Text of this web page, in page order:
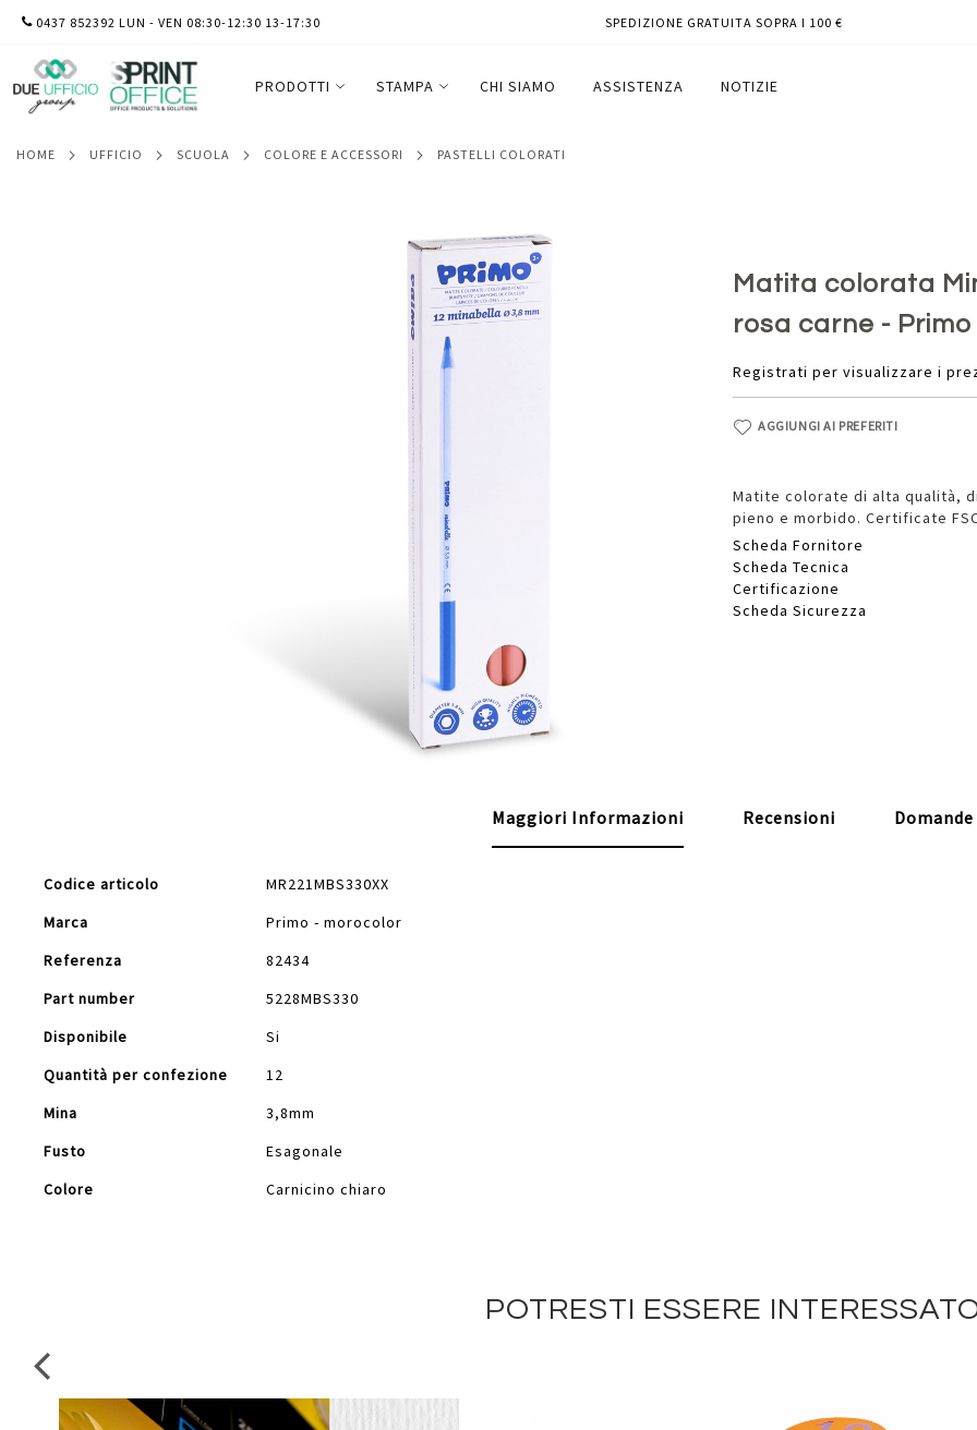
SALTA
CONTENUTO
0437 852392 LUN - VEN 08:30-12:30 13-17:30 SPEDIZIONE GRATUITA SOPRA I 100 €
PRODOTTI STAMPA CHI SIAMO ASSISTENZA NOTIZIE
HOME UFFICIO SCUOLA COLORE E ACCESSORI PASTELLI COLORATI
Matita colorata
rosa carne - Primo
Registrati per visualizzare i
AGGIUNGI AI PREFERITI
Matite colorate di alta qualità,
pieno e morbido. Certificate
Scheda Fornitore
Scheda Tecnica
Certificazione
Scheda Sicurezza
immagini
Maggiori Informazioni
Maggiori
Codice articolo
MR221MBS330XX
Marca
Primo - morocolor
Referenza
82434
Part number
5228MBS330
Disponibile
Si
Quantità per confezione
12
Mina
3,8mm
Fusto
Esagonale
Colore
Carnicino chiaro
Recensioni Domande
POTRESTI ESSERE